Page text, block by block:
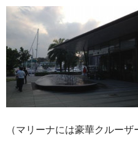
（マリーナには豪華クルーザ